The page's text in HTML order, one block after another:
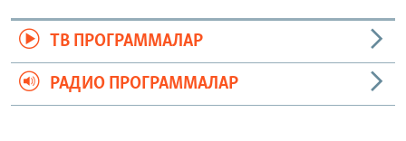
ТВ ПРОГРАММАЛАР
РАДИО ПРОГРАММАЛАР